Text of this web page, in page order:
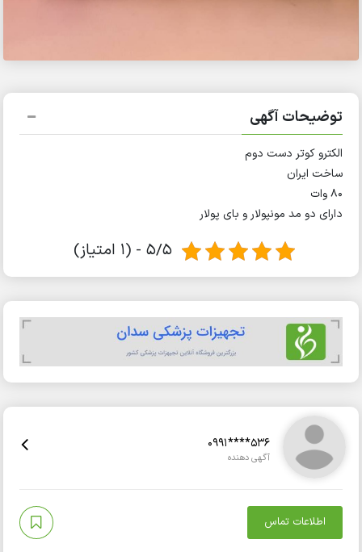
توضیحات آگهی
الکترو کوتر دست دوم
ساخت ایران
۸۰ وات
دارای دو مد مونپولار و بای پولار
5/5 - (1 امتیاز)
0991****536
آگهی دهنده
اطلاعات تماس